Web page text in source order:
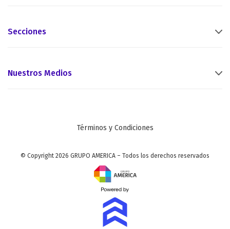
Secciones
Nuestros Medios
Términos y Condiciones
© Copyright 2026 GRUPO AMERICA – Todos los derechos reservados